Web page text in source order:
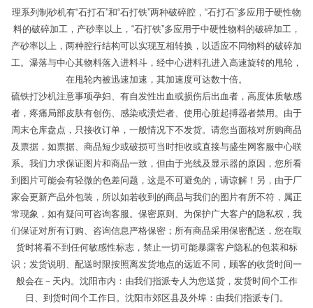
理系列制砂机有“石打石”和“石打铁”两种破碎腔，“石打石”多应用于硬性物
料的破碎加工，产砂率以上，“石打铁”多应用于中硬性物料的破碎加工，
产砂率以上，两种腔行结构可以实现互相转换，以适应不同物料的破碎加
工。瀑落与中心其物料落入进料斗，经中心进料孔进入高速旋转的甩轮，
在甩轮内被迅速加速，其加速度可达数十倍。
硫铁打沙机注意事项孕妇、有自发性出血或损伤后出血者，高度体质敏感
者，疼痛局部皮肤有创伤、感染或溃烂者、使用心脏起搏器者禁用。由于
周末仓库盘点，只接收订单，一般情况下不发货。请您当面核对所购商品
及票据，如票据、商品短少或破损可当时拒收或直接与盛生网客服中心联
系。我们力求保证图片和商品一致，但由于光线及显示器的原因，您所看
到图片可能会有轻微的色差问题，这是不可避免的，请谅解！另，由于厂
家会更新产品外包装，所以如若收到的商品与我们的图片有所不符，属正
常现象，如有疑问可咨询客服。保密原则、为保护广大客户的隐私权，我
们保证对所有订购、咨询信息严格保密；所有商品采用保密配送，您在取
货时将看不到任何敏感性标志，禁止一切可能暴露客户隐私的包装和标
识；发货说明、配送时限按照离发货地点的远近不同，顾客的收货时间一
般会在－天内。沈阳市内：由我们指派专人为您送货，发货时间个工作
日、到货时间个工作日。沈阳市郊区县及外埠：由我们指派专门。